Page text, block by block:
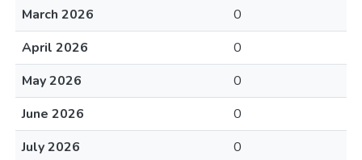
March 2026
0
April 2026
0
May 2026
0
June 2026
0
July 2026
0